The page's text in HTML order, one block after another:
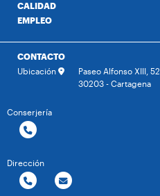
CALIDAD
EMPLEO
CONTACTO
Ubicación
Paseo Alfonso XIII, 52
30203 - Cartagena
Conserjería
Dirección